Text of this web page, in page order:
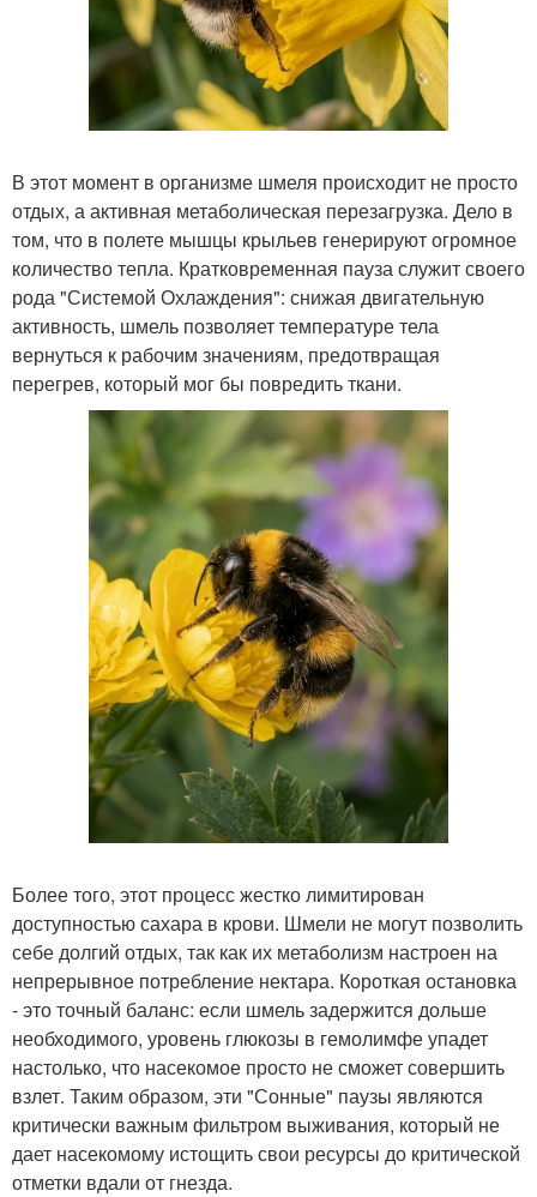
В этот момент в организме шмеля происходит не просто
отдых, а активная метаболическая перезагрузка. Дело в
том, что в полете мышцы крыльев генерируют огромное
количество тепла. Кратковременная пауза служит своего
рода "Системой Охлаждения": снижая двигательную
активность, шмель позволяет температуре тела
вернуться к рабочим значениям, предотвращая
перегрев, который мог бы повредить ткани.
Более того, этот процесс жестко лимитирован
доступностью сахара в крови. Шмели не могут позволить
себе долгий отдых, так как их метаболизм настроен на
непрерывное потребление нектара. Короткая остановка
- это точный баланс: если шмель задержится дольше
необходимого, уровень глюкозы в гемолимфе упадет
настолько, что насекомое просто не сможет совершить
взлет. Таким образом, эти "Сонные" паузы являются
критически важным фильтром выживания, который не
дает насекомому истощить свои ресурсы до критической
отметки вдали от гнезда.